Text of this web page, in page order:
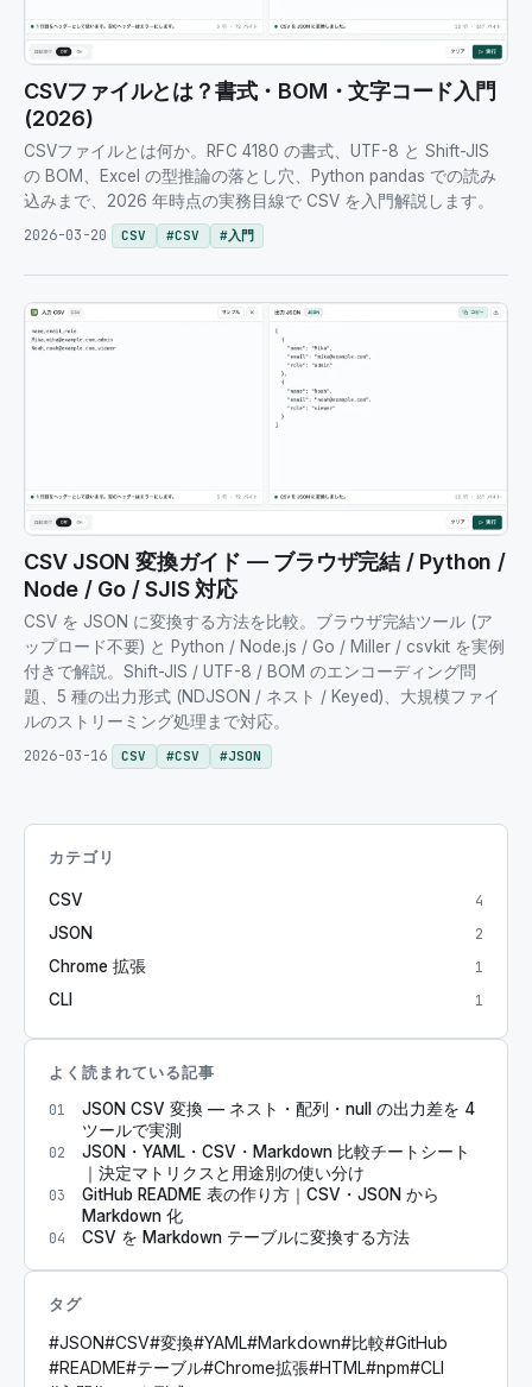
CSVファイルとは？書式・BOM・文字コード入門
(2026)
CSVファイルとは何か。RFC 4180 の書式、UTF-8 と Shift-JIS
の BOM、Excel の型推論の落とし穴、Python pandas での読み
込みまで、2026 年時点の実務目線で CSV を入門解説します。
2026-03-20
CSV #CSV #入門
CSV JSON 変換ガイド — ブラウザ完結 / Python /
Node / Go / SJIS 対応
CSV を JSON に変換する方法を比較。ブラウザ完結ツール (ア
ップロード不要) と Python / Node.js / Go / Miller / csvkit を実例
付きで解説。Shift-JIS / UTF-8 / BOM のエンコーディング問
題、5 種の出力形式 (NDJSON / ネスト / Keyed)、大規模ファイ
ルのストリーミング処理まで対応。
2026-03-16
CSV #CSV #JSON
カテゴリ
CSV 4
JSON 2
Chrome 拡張 1
CLI 1
よく読まれている記事
01
JSON CSV 変換 — ネスト・配列・null の出力差を 4
ツールで実測
02
JSON・YAML・CSV・Markdown 比較チートシート
｜決定マトリクスと用途別の使い分け
03
GitHub README 表の作り方｜CSV・JSON から
Markdown 化
04 CSV を Markdown テーブルに変換する方法
タグ
#JSON#CSV#変換#YAML#Markdown#比較#GitHub
#README#テーブル#Chrome拡張#HTML#npm#CLI